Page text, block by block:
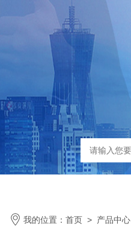
我的位置： 首页 > 产品中心